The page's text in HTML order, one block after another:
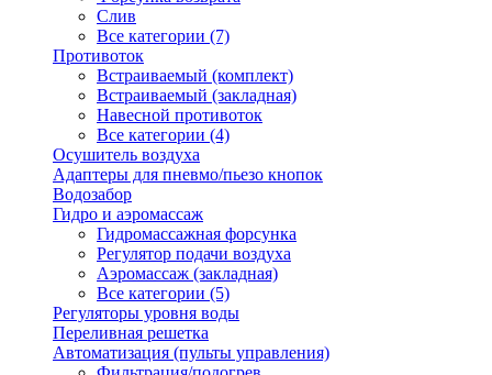
Слив
Все категории (7)
Противоток
Встраиваемый (комплект)
Встраиваемый (закладная)
Навесной противоток
Все категории (4)
Осушитель воздуха
Адаптеры для пневмо/пьезо кнопок
Водозабор
Гидро и аэромассаж
Гидромассажная форсунка
Регулятор подачи воздуха
Аэромассаж (закладная)
Все категории (5)
Регуляторы уровня воды
Переливная решетка
Автоматизация (пульты управления)